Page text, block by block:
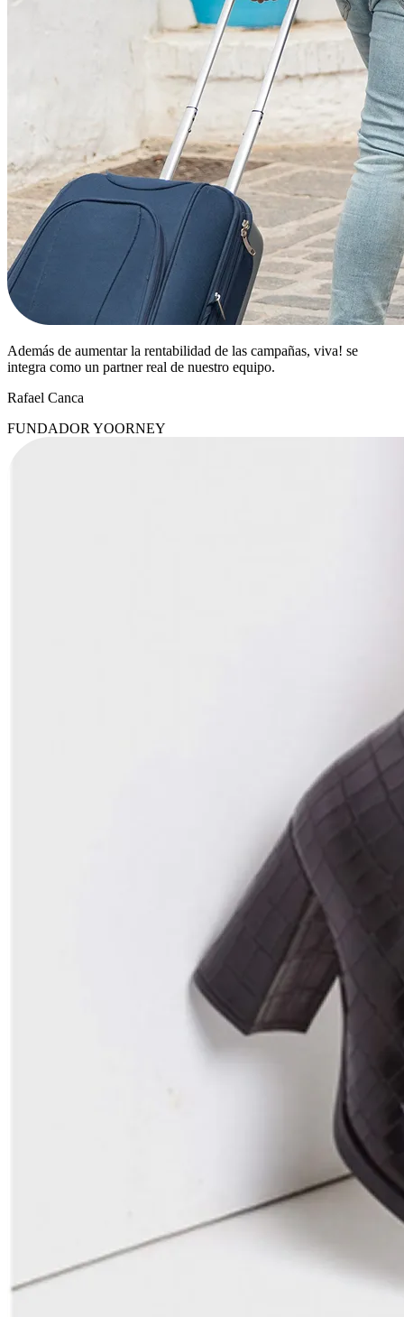
Además de aumentar la rentabilidad de las campañas, viva! se
integra como un partner real de nuestro equipo.
Rafael Canca
FUNDADOR YOORNEY